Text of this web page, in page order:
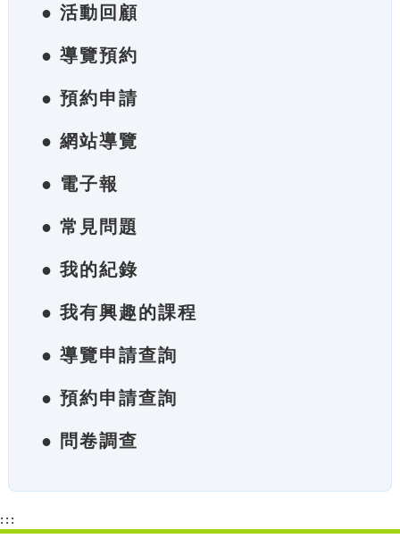
● 活動回顧
● 導覽預約
● 預約申請
● 網站導覽
● 電子報
● 常見問題
● 我的紀錄
● 我有興趣的課程
● 導覽申請查詢
● 預約申請查詢
● 問卷調查
:::